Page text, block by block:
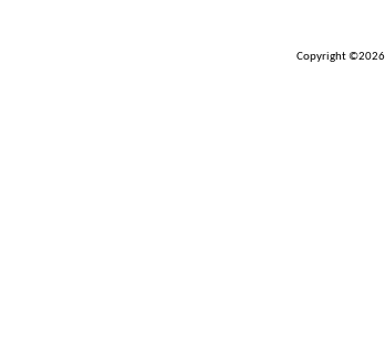
Copyright ©2026